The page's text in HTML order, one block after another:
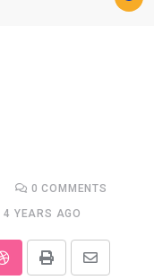
0 COMMENTS
4 YEARS AGO
StumbleUpon
Print
Share